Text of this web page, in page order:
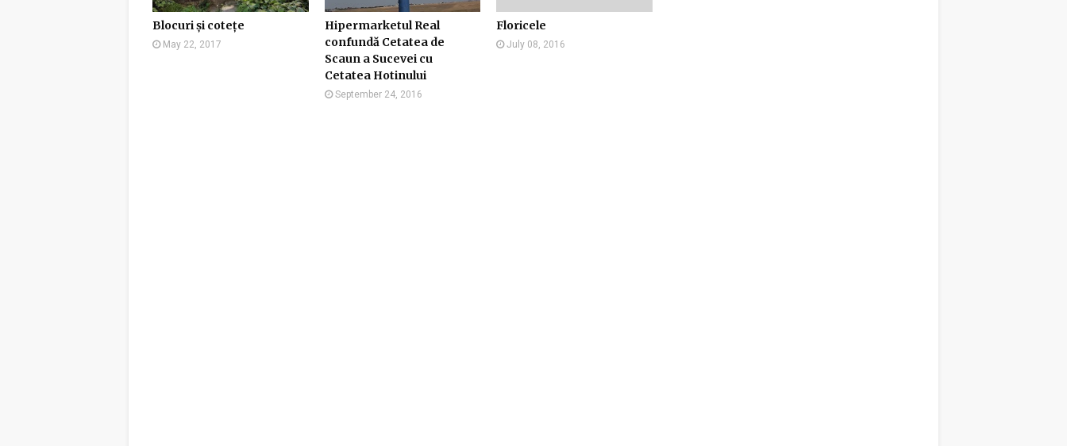
Blocuri și cotețe
May 22, 2017
Hipermarketul Real
confundă Cetatea de
Scaun a Sucevei cu
Cetatea Hotinului
September 24, 2016
Floricele
July 08, 2016